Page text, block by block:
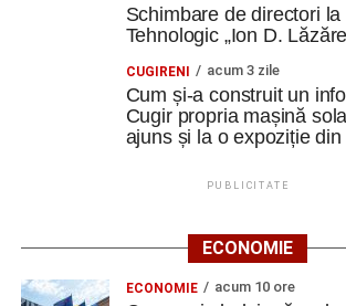
Schimbare de directori la
Tehnologic „Ion D.
CUGIRENI acum 3 zile
Cum și-a construit un
Cugir propria mașină
ajuns și la o expoziție din
PUBLICITATE
ECONOMIE
ECONOMIE acum 10 ore